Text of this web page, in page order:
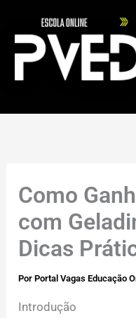
Como
com
Dicas
PorPortal Vagas Educação
Introdução